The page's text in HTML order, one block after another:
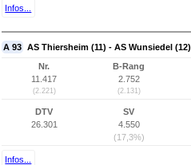
Infos...
A 93 AS Thiersheim (11) - AS Wunsiedel (12)
Nr.
11.417
(2.221)
B-Rang
2.752
(2.131)
DTV
26.301
SV
4.550
(17,3%)
Infos...